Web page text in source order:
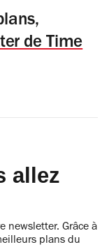
de Time
allez
newsletter. Grâce à
plans du